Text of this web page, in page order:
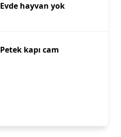
Evde hayvan yok
Petek kapı cam